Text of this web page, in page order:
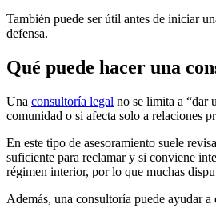
También puede ser útil antes de iniciar
defensa.
Qué puede hacer una
Una consultoría legal no se limita a “dar
comunidad o si afecta solo a relaciones
En este tipo de asesoramiento suele
suficiente para reclamar y si conviene
régimen interior, por lo que muchas
Además, una consultoría puede ayudar a